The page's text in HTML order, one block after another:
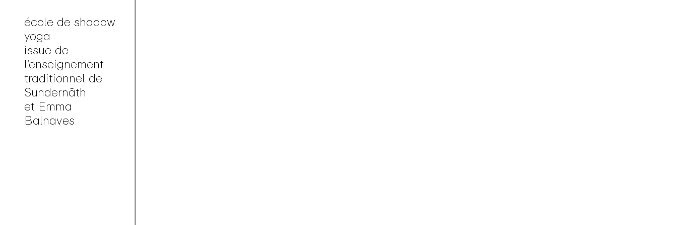
école de shadow
yoga
issue de
l’enseignement
traditionnel de
Sundernāth
et Emma
Balnaves